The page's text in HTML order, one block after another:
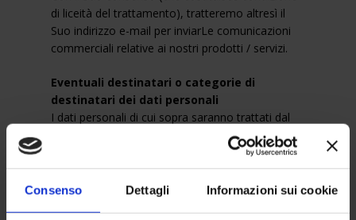
Consenso Dettagli Informazioni sui cookie
di liceità del trattamento), tratteremo altresì il
Suo indirizzo e-mail per inviarLe comunicazioni
commerciali relative ai nostri prodotti / servizi.
Eventuali destinatari o categorie di
destinatari dei dati personali
I dati personali di cui sopra saranno trattati dal
Titolare per mezzo di persone autorizzate al
trattamento (ossia di soggetti interni alla propria
organizzazione), nonchè da terzi, in qualità di
responsabili, che svolgono attività per conto del